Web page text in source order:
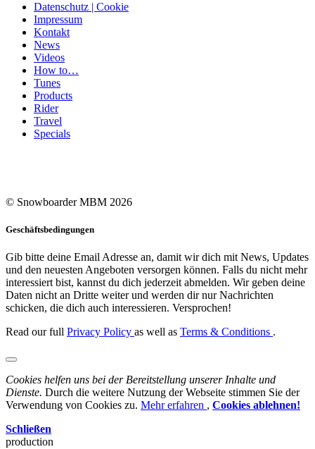
Datenschutz | Cookie
Impressum
Kontakt
News
Videos
How to…
Tunes
Products
Rider
Travel
Specials
© Snowboarder MBM 2026
Geschäftsbedingungen
Gib bitte deine Email Adresse an, damit wir dich mit News, Updates
und den neuesten Angeboten versorgen können. Falls du nicht mehr
interessiert bist, kannst du dich jederzeit abmelden. Wir geben deine
Daten nicht an Dritte weiter und werden dir nur Nachrichten
schicken, die dich auch interessieren. Versprochen!
Read our full Privacy Policy as well as Terms & Conditions .
Cookies helfen uns bei der Bereitstellung unserer Inhalte und
Dienste. Durch die weitere Nutzung der Webseite stimmen Sie der
Verwendung von Cookies zu. Mehr erfahren , Cookies ablehnen!
Schließen
production